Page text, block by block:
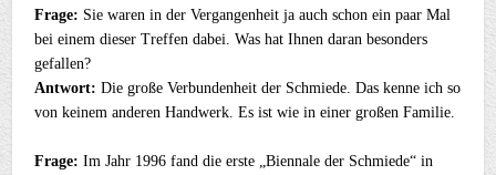
Frage: Sie waren in der Vergangenheit ja auch schon ein paar Mal
bei einem dieser Treffen dabei. Was hat Ihnen daran besonders
gefallen?
Antwort: Die große Verbundenheit der Schmiede. Das kenne ich so
von keinem anderen Handwerk. Es ist wie in einer großen Familie.
Frage: Im Jahr 1996 fand die erste „Biennale der Schmiede“ in